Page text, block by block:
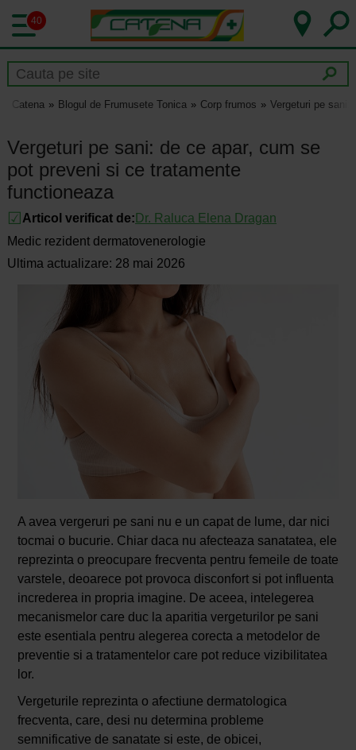
40
Catena Blogul de Frumusete Tonica Corp frumos Vergeturi pe sani:
Vergeturi pe sani: de ce apar, cum se
pot preveni si ce tratamente
functioneaza
Articol verificat de: Dr. Raluca Elena Dragan
Medic rezident dermatovenerologie
Ultima actualizare: 28 mai 2026
A avea vergeruri pe sani nu e un capat de lume, dar nici
tocmai o bucurie. Chiar daca nu afecteaza sanatatea, ele
reprezinta o preocupare frecventa pentru femeile de toate
varstele, deoarece pot provoca disconfort si pot influenta
increderea in propria imagine. De aceea, intelegerea
mecanismelor care duc la aparitia vergeturilor pe sani
este esentiala pentru alegerea corecta a metodelor de
preventie si a tratamentelor care pot reduce vizibilitatea
lor.
Vergeturile reprezinta o afectiune dermatologica
frecventa, care, desi nu determina probleme
semnificative de sanatate si este, de obicei,